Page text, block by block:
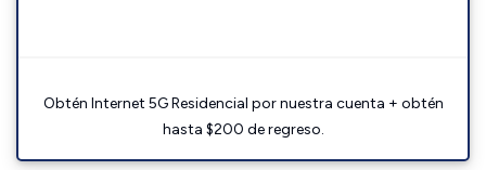
Obtén Internet 5G Residencial por nuestra cuenta + obtén
hasta $200 de regreso.